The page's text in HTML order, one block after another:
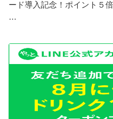
ード導入記念！ポイント５
8/8（金）0:00～8/31 ···